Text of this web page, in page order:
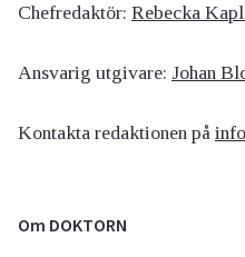
Chefredaktör: Rebecka
Ansvarig utgivare: Johan
Kontakta redaktionen på
Om DOKTORN